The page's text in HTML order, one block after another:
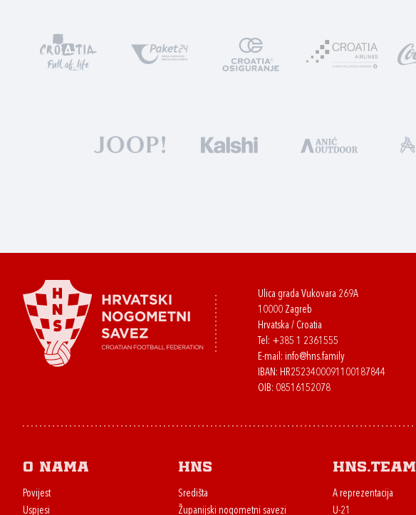
Ulica grada Vukovara 269A
10000 Zagreb
Hrvatska / Croatia
Tel: +385 1 2361555
E-mail: info@hns.family
IBAN: HR2523400091100187844
OIB: 08516152078
O nama
Povijest
Uspjesi
HNS
Središta
Županijski nogometni savezi
HNS.team
A reprezentacija
U-21